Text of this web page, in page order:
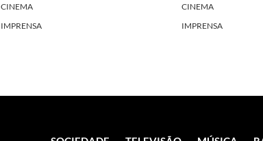
CINEMA
IMPRENSA
CINEMA
IMPRENSA